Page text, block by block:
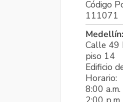
Código
111071
Medellín:
Calle 49
piso 14
Edificio
Horario:
8:00